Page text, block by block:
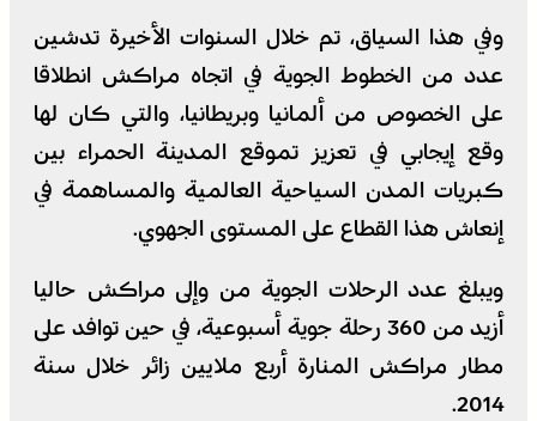
وفي هذا السياق، تم خلال السنوات الأخيرة تدشين
عدد من الخطوط الجوية في اتجاه مراكش انطلاقا
على الخصوص من ألمانيا وبريطانيا، والتي كان لها
وقع إيجابي في تعزيز تموقع المدينة الحمراء بين
كبريات المدن السياحية العالمية والمساهمة في
إنعاش هذا القطاع على المستوى الجهوي.
ويبلغ عدد الرحلات الجوية من وإلى مراكش حاليا
أزيد من 360 رحلة جوية أسبوعية، في حين توافد على
مطار مراكش المنارة أربع ملايين زائر خلال سنة
2014.